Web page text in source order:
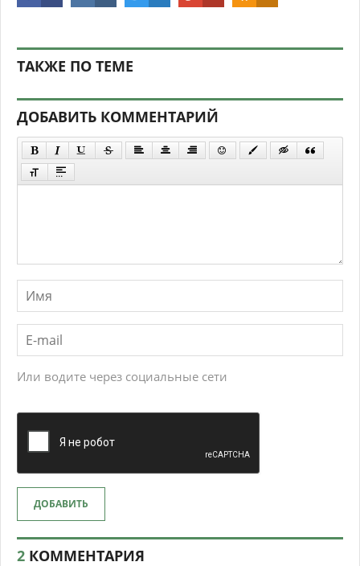
ТАКЖЕ ПО ТЕМЕ
ДОБАВИТЬ КОММЕНТАРИЙ
Или водите через социальные сети
ДОБАВИТЬ
2 КОММЕНТАРИЯ